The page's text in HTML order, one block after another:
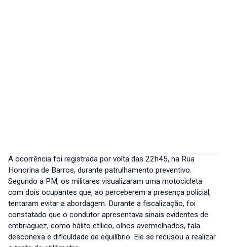
A ocorrência foi registrada por volta das 22h45, na Rua
Honorina de Barros, durante patrulhamento preventivo.
Segundo a PM, os militares visualizaram uma motocicleta
com dois ocupantes que, ao perceberem a presença policial,
tentaram evitar a abordagem. Durante a fiscalização, foi
constatado que o condutor apresentava sinais evidentes de
embriaguez, como hálito etílico, olhos avermelhados, fala
desconexa e dificuldade de equilíbrio. Ele se recusou a realizar